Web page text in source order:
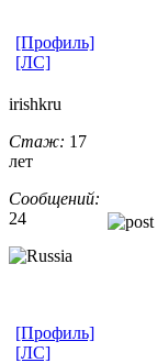
[Профиль]
[ЛС]
irishkru
Стаж: 17
лет
Сообщений:
24
[Профиль]
[ЛС]